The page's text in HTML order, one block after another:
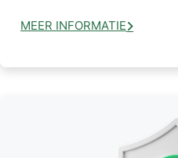
MEER INFORMATIE